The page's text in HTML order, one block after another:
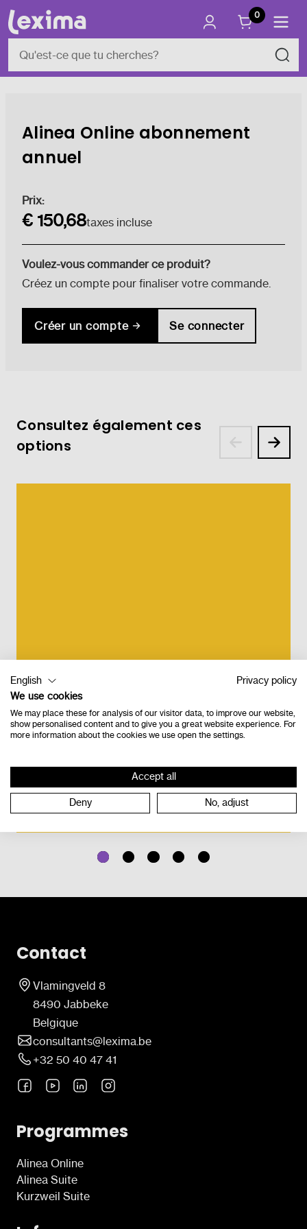
0
Alinea Online abonnement
annuel
Stock
actuel :
Prix:
€ 150,68taxes incluse
Voulez-vous commander ce produit?
Créez un compte pour finaliser votre commande.
Créer un compte Se connecter
Consultez également ces
options
Alinea Suite
abonnement
annuel
Commande
Contact
Vlamingveld 8
8490 Jabbeke
Belgique
consultants@lexima.be
+32 50 40 47 41
Programmes
Alinea Online
Alinea Suite
Kurzweil Suite
English
Privacy policy
We use cookies
We may place these for analysis of our visitor data, to improve our website,
show personalised content and to give you a great website experience. For
more information about the cookies we use open the settings.
Accept all
Deny No, adjust